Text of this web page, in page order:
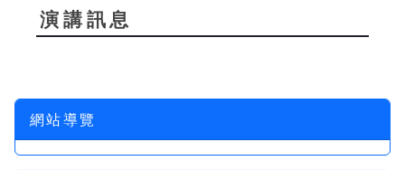
演講訊息
網站導覽